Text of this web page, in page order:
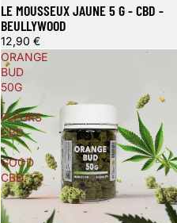
LE MOUSSEUX JAUNE 5 G - CBD -
BEULLYWOOD
12,90 €
ORANGE
BUD
50G
-
FLEURS
CBD
-
GOOD
CBD